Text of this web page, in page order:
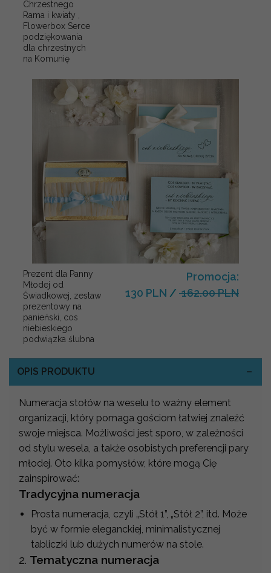
Chrzestnego
Rama i kwiaty ,
Flowerbox Serce
podziękowania
dla chrzestnych
na Komunię
Prezent dla Panny
Młodej od
Świadkowej, zestaw
prezentowy na
panieński, cos
niebieskiego
podwiązka ślubna
Promocja:
130 PLN / 162.00 PLN
OPIS PRODUKTU
Numeracja stołów na weselu to ważny element
organizacji, który pomaga gościom łatwiej znaleźć
swoje miejsca. Możliwości jest sporo, w zależności
od stylu wesela, a także osobistych preferencji pary
młodej. Oto kilka pomysłów, które mogą Cię
zainspirować:
Tradycyjna numeracja
Prosta numeracja, czyli „Stół 1”, „Stół 2”, itd. Może
być w formie eleganckiej, minimalistycznej
tabliczki lub dużych numerów na stole.
2. Tematyczna numeracja